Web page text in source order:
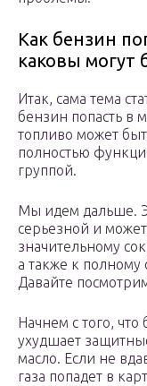
Как бензин
каковы могут
Итак, сама тема
бензин попасть в
топливо может
полностью
группой.
Мы идем дальше.
серьезной и
значительному
а также к полному
Давайте
Начнем с того,
ухудшает
масло. Если не
газа попадет в